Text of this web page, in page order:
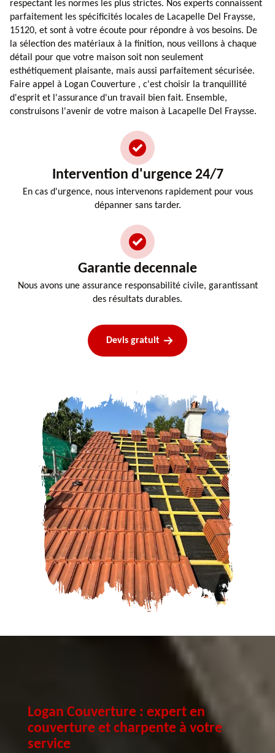
respectant les normes les plus strictes. Nos experts connaissent
parfaitement les spécificités locales de Lacapelle Del Fraysse,
15120, et sont à votre écoute pour répondre à vos besoins. De
la sélection des matériaux à la finition, nous veillons à chaque
détail pour que votre maison soit non seulement
esthétiquement plaisante, mais aussi parfaitement sécurisée.
Faire appel à Logan Couverture , c'est choisir la tranquillité
d'esprit et l'assurance d'un travail bien fait. Ensemble,
construisons l'avenir de votre maison à Lacapelle Del Fraysse.
Intervention d'urgence 24/7
En cas d'urgence, nous intervenons rapidement pour vous
dépanner sans tarder.
Garantie decennale
Nous avons une assurance responsabilité civile, garantissant
des résultats durables.
Devis gratuit
Logan Couverture : expert en
couverture et charpente à votre
service